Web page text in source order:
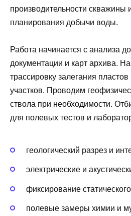
производительности скважины
планирования добычи воды.
Работа начинается с анализа
документации и карт архива.
трассировку залегания
участков. Проводим
ствола при необходимости.
для полевых тестов и
геологический разрез и
электрические и
фиксирование
полевые замеры химии и